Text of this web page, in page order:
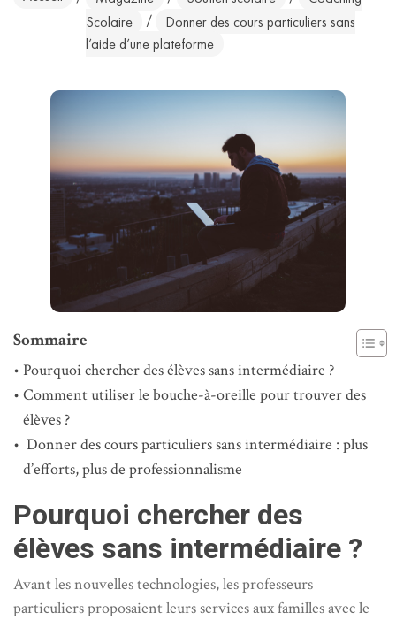
Scolaire
/
Donner des cours particuliers sans
l’aide d’une plateforme
Sommaire
Pourquoi chercher des élèves sans intermédiaire ?
Comment utiliser le bouche-à-oreille pour trouver des
élèves ?
Donner des cours particuliers sans intermédiaire : plus
d’efforts, plus de professionnalisme
Pourquoi chercher des
élèves sans intermédiaire ?
Avant les nouvelles technologies, les professeurs
particuliers proposaient leurs services aux familles avec le